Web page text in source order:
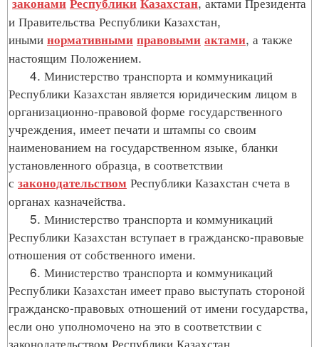
и Правительства Республики Казахстан,
иными нормативными правовыми актами, а также
настоящим Положением.
4. Министерство транспорта и коммуникаций
Республики Казахстан является юридическим лицом в
организационно-правовой форме государственного
учреждения, имеет печати и штампы со своим
наименованием на государственном языке, бланки
установленного образца, в соответствии
с законодательством Республики Казахстан счета в
органах казначейства.
5. Министерство транспорта и коммуникаций
Республики Казахстан вступает в гражданско-правовые
отношения от собственного имени.
6. Министерство транспорта и коммуникаций
Республики Казахстан имеет право выступать стороной
гражданско-правовых отношений от имени государства,
если оно уполномочено на это в соответствии с
законодательством Республики Казахстан.